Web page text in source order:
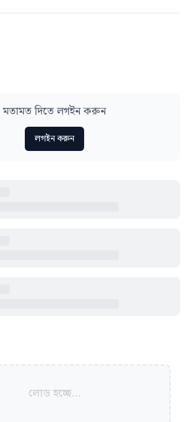
মতামত দিতে লগইন করুন
লগইন করুন
লোড হচ্ছে...